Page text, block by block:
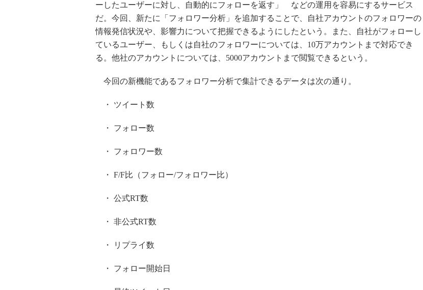
ーしたユーザーに対し、自動的にフォローを返す」 などの運用を容易にするサービス
だ。今回、新たに「フォロワー分析」を追加することで、自社アカウントのフォロワーの
情報発信状況や、影響力について把握できるようにしたという。また、自社がフォローし
ているユーザー、もしくは自社のフォロワーについては、10万アカウントまで対応でき
る。他社のアカウントについては、5000アカウントまで閲覧できるという。
今回の新機能であるフォロワー分析で集計できるデータは次の通り。
・ ツイート数
・ フォロー数
・ フォロワー数
・ F/F比（フォロー/フォロワー比）
・ 公式RT数
・ 非公式RT数
・ リプライ数
・ フォロー開始日